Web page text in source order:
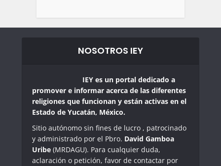
NOSOTROS IEY
IEY es un portal dedicado a
promover e informar acerca de las diferentes
religiones que funcionan y están activas en el
Estado de Yucatán, México.
Sitio autónomo sin fines de lucro , patrocinado
y administrado por el Pbro. David Gamboa
Uribe (MRDAGU). Para cualquier duda,
aclaración o petición, favor de contactar por